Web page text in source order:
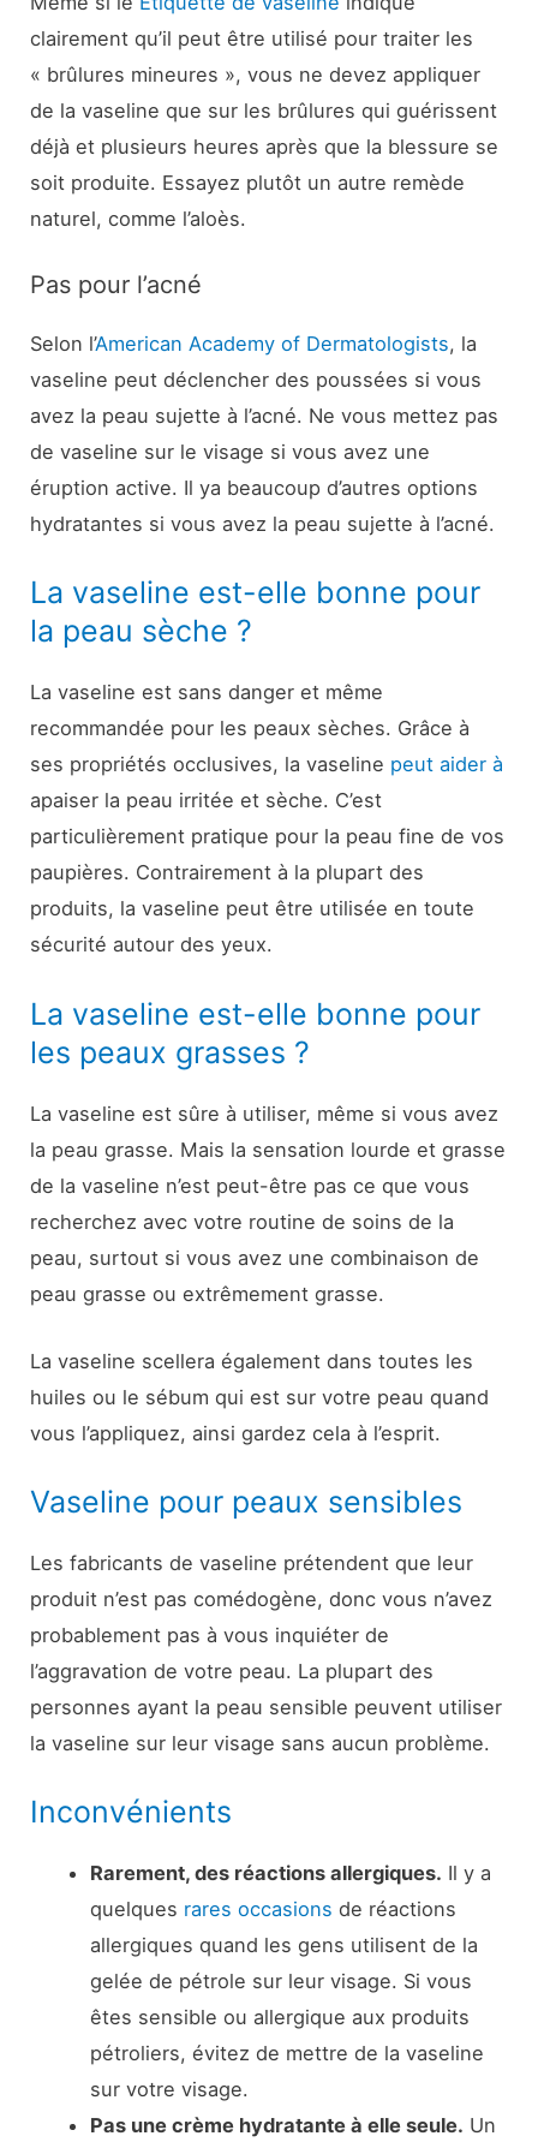
clairement qu’il peut être utilisé pour traiter les
« brûlures mineures », vous ne devez appliquer
de la vaseline que sur les brûlures qui guérissent
déjà et plusieurs heures après que la blessure se
soit produite. Essayez plutôt un autre remède
naturel, comme l’aloès.
Pas pour l’acné
Selon l’American Academy of Dermatologists, la
vaseline peut déclencher des poussées si vous
avez la peau sujette à l’acné. Ne vous mettez pas
de vaseline sur le visage si vous avez une
éruption active. Il ya beaucoup d’autres options
hydratantes si vous avez la peau sujette à l’acné.
La vaseline est-elle bonne pour
la peau sèche ?
La vaseline est sans danger et même
recommandée pour les peaux sèches. Grâce à
ses propriétés occlusives, la vaseline peut aider à
apaiser la peau irritée et sèche. C’est
particulièrement pratique pour la peau fine de vos
paupières. Contrairement à la plupart des
produits, la vaseline peut être utilisée en toute
sécurité autour des yeux.
La vaseline est-elle bonne pour
les peaux grasses ?
La vaseline est sûre à utiliser, même si vous avez
la peau grasse. Mais la sensation lourde et grasse
de la vaseline n’est peut-être pas ce que vous
recherchez avec votre routine de soins de la
peau, surtout si vous avez une combinaison de
peau grasse ou extrêmement grasse.
La vaseline scellera également dans toutes les
huiles ou le sébum qui est sur votre peau quand
vous l’appliquez, ainsi gardez cela à l’esprit.
Vaseline pour peaux sensibles
Les fabricants de vaseline prétendent que leur
produit n’est pas comédogène, donc vous n’avez
probablement pas à vous inquiéter de
l’aggravation de votre peau. La plupart des
personnes ayant la peau sensible peuvent utiliser
la vaseline sur leur visage sans aucun problème.
Inconvénients
Rarement, des réactions allergiques. Il y a
quelques rares occasions de réactions
allergiques quand les gens utilisent de la
gelée de pétrole sur leur visage. Si vous
êtes sensible ou allergique aux produits
pétroliers, évitez de mettre de la vaseline
sur votre visage.
Pas une crème hydratante à elle seule. Un